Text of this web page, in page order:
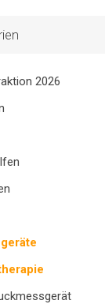
UND KÄLTE
2026